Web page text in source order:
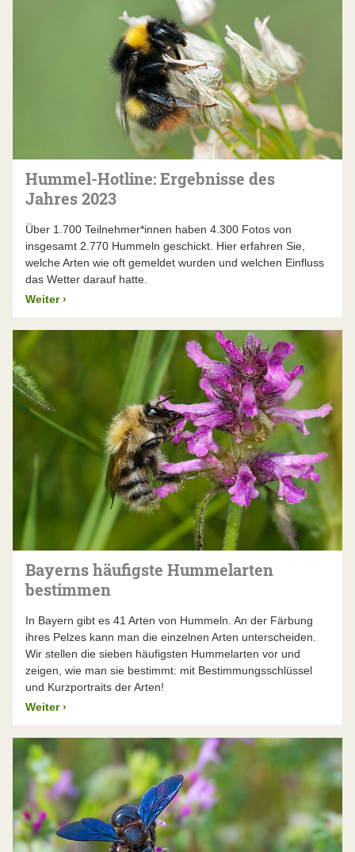
Hummel-Hotline: Ergebnisse des
Jahres 2023
Über 1.700 Teilnehmer*innen haben 4.300 Fotos von
insgesamt 2.770 Hummeln geschickt. Hier erfahren Sie,
welche Arten wie oft gemeldet wurden und welchen Einfluss
das Wetter darauf hatte.
Weiter ›
Bayerns häufigste Hummelarten
bestimmen
In Bayern gibt es 41 Arten von Hummeln. An der Färbung
ihres Pelzes kann man die einzelnen Arten unterscheiden.
Wir stellen die sieben häufigsten Hummelarten vor und
zeigen, wie man sie bestimmt: mit Bestimmungsschlüssel
und Kurzportraits der Arten!
Weiter ›